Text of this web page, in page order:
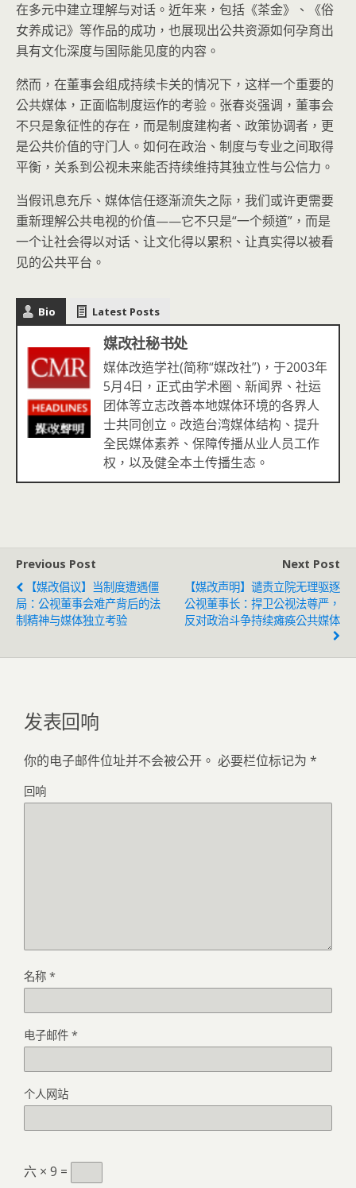
在多元中建立理解与对话。近年来，包括《茶金》、《俗
女养成记》等作品的成功，也展现出公共资源如何孕育出
具有文化深度与国际能见度的内容。
然而，在董事会组成持续卡关的情况下，这样一个重要的
公共媒体，正面临制度运作的考验。张春炎强调，董事会
不只是象征性的存在，而是制度建构者、政策协调者，更
是公共价值的守门人。如何在政治、制度与专业之间取得
平衡，关系到公视未来能否持续维持其独立性与公信力。
当假讯息充斥、媒体信任逐渐流失之际，我们或许更需要
重新理解公共电视的价值——它不只是“一个频道”，而是
一个让社会得以对话、让文化得以累积、让真实得以被看
见的公共平台。
Bio Latest Posts
媒改社秘书处
媒体改造学社(简称“媒改社”)，于2003年
5月4日，正式由学术圈、新闻界、社运
团体等立志改善本地媒体环境的各界人
士共同创立。改造台湾媒体结构、提升
全民媒体素养、保障传播从业人员工作
权，以及健全本土传播生态。
Previous Post
【媒改倡议】当制度遭遇僵
局：公视董事会难产背后的法
制精神与媒体独立考验
Next Post
【媒改声明】谴责立院无理驱逐
公视董事长：捍卫公视法尊严，
反对政治斗争持续瘫痪公共媒体
发表回响
你的电子邮件位址并不会被公开。 必要栏位标记为 *
回响
名称 *
电子邮件 *
个人网站
六 × 9 =